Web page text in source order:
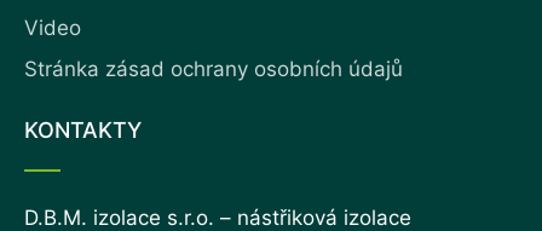
Video
Stránka zásad ochrany osobních údajů
KONTAKTY
D.B.M. izolace s.r.o. – nástřiková izolace